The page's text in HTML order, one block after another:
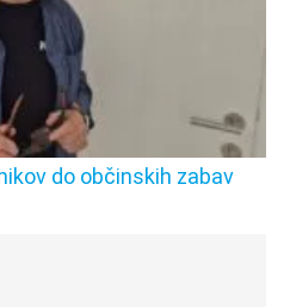
do občinskih zabav